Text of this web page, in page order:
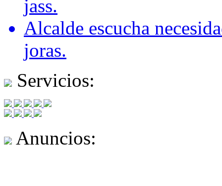
jass.
Alcalde escucha
joras.
Servicios:
Anuncios: